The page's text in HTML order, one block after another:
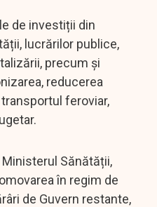
de investiții din
lucrărilor publice,
precum și
reducerea
feroviar,
Sănătății,
în regim de
de Guvern restante,